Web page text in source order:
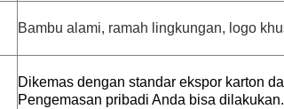
Bambu alami, ramah lingkungan, logo
Dikemas dengan standar ekspor karton
Pengemasan pribadi Anda bisa dilakukan.